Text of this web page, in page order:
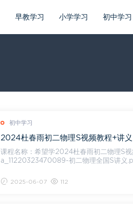
早教学习 小学学习 初中学习
初中学习
2024杜春雨初二物理S视频教程+讲义
课程名称：希望学2024杜春雨初二物理S
a_11220323470089-初二物理全国S讲义
2025-06-07 112